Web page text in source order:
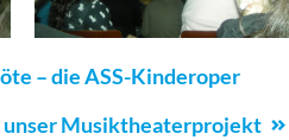
– die ASS-Kinderoper
unser Musiktheaterprojekt